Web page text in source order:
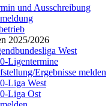
und Ausschreibung
2025/2026
West
Ligentermine
Ergebnisse melden
Liga West
Liga Ost